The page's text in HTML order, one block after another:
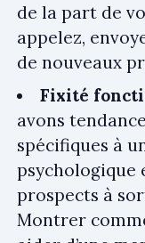
de la part de
appelez,
de nouveaux
Fixité
avons
spécifiques à
psychologique
prospects à
Montrer